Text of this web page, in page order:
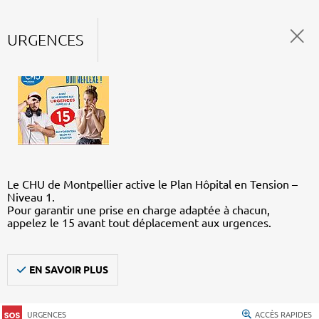
URGENCES
Le CHU de Montpellier active le Plan Hôpital en Tension –
Niveau 1.
Pour garantir une prise en charge adaptée à chacun,
appelez le 15 avant tout déplacement aux urgences.
EN SAVOIR PLUS
URGENCES ACCÈS RAPIDES